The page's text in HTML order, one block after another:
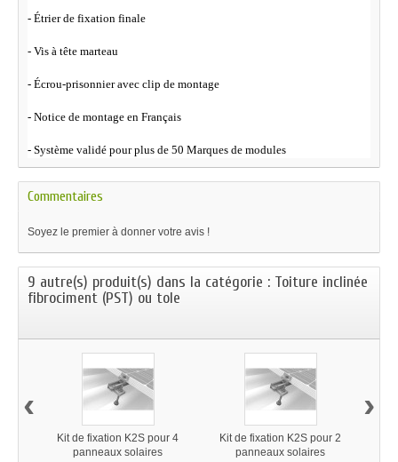
- Étrier de fixation finale
- Vis à tête marteau
- Écrou-prisonnier avec clip de montage
- Notice de montage en Français
- Système validé pour plus de 50 Marques de modules
Commentaires
Soyez le premier à donner votre avis !
9 autre(s) produit(s) dans la catégorie : Toiture inclinée
fibrociment (PST) ou tole
Kit de fixation K2S pour 4
panneaux solaires
Kit de fixation K2S pour 2
panneaux solaires
‹ ›